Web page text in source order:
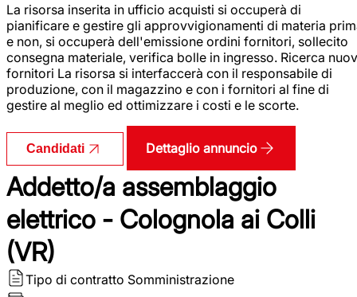
La risorsa inserita in ufficio acquisti si occuperà di
pianificare e gestire gli approvvigionamenti di materia
e non, si occuperà dell'emissione ordini fornitori, sollecito
consegna materiale, verifica bolle in ingresso. Ricerca
fornitori La risorsa si interfaccerà con il responsabile di
produzione, con il magazzino e con i fornitori al fine di
gestire al meglio ed ottimizzare i costi e le scorte.
Candidati Dettaglio annuncio
Addetto/a assemblaggio
elettrico - Colognola ai Colli
(VR)
Tipo di contratto Somministrazione